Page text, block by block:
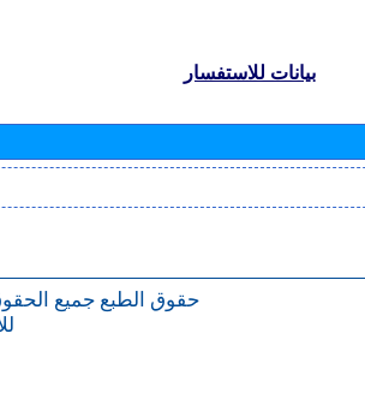
بيانات للاستفسار
حقوق الطبع جميع